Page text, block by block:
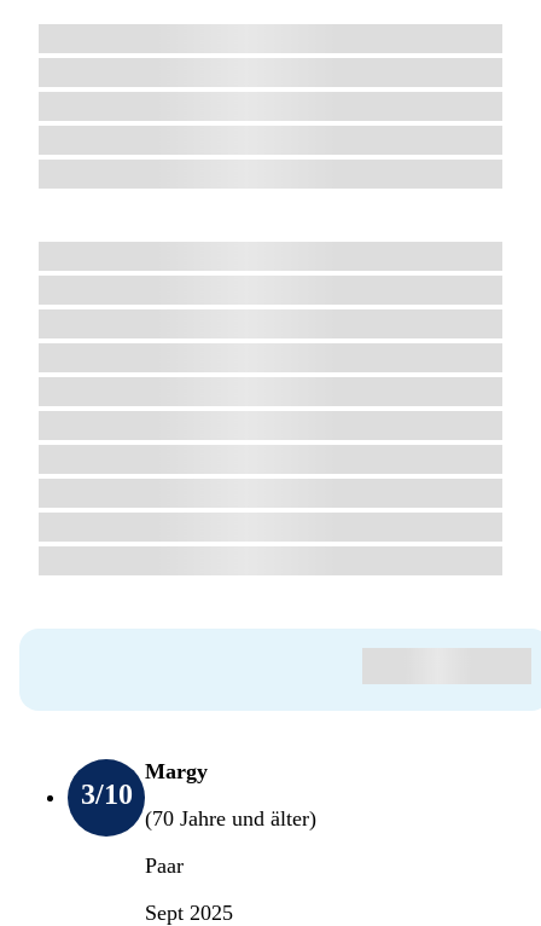
3/10
Margy
(70 Jahre und älter)
Paar
Sept 2025